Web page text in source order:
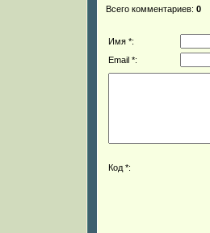
Всего комментариев: 0
Имя *:
Email *:
Код *: